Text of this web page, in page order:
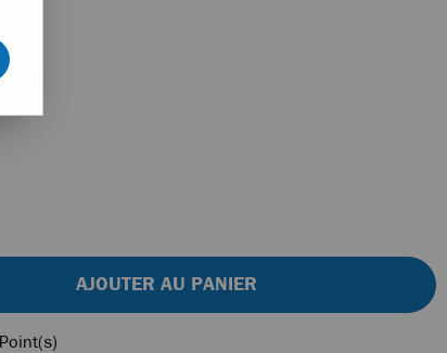
AJOUTER AU PANIER
Point(s)